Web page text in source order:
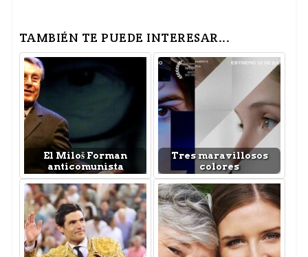
TAMBIÉN TE PUEDE INTERESAR...
El Miloš Forman
anticomunista
Tres maravillosos
colores